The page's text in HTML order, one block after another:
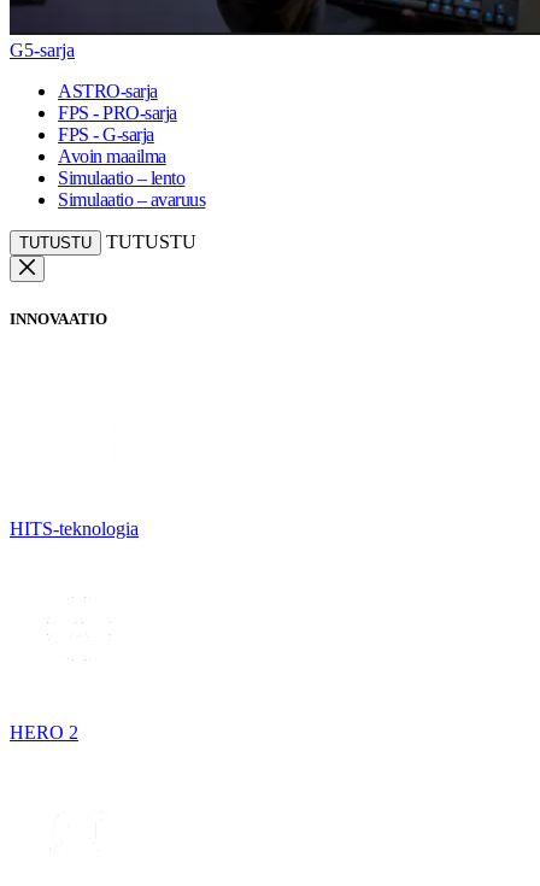
G5-sarja
ASTRO-sarja
FPS - PRO-sarja
FPS - G-sarja
Avoin maailma
Simulaatio – lento
Simulaatio – avaruus
TUTUSTU TUTUSTU
INNOVAATIO
HITS-teknologia
HERO 2